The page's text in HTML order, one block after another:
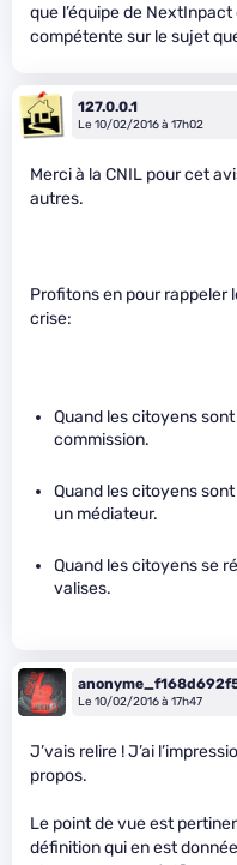
que l’équipe de
compétente sur le sujet
127.0.0.1
Le 10/02/2016 à 17h02
Merci à la CNIL pour cet
autres.
Profitons en pour rappeler
crise:
Quand les citoyens
commission.
Quand les citoyens
un médiateur.
Quand les citoyens se
valises.
Le 10/02/2016 à 17h47
J’vais relire ! J’ai
propos.
Le point de vue est
définition qui en est